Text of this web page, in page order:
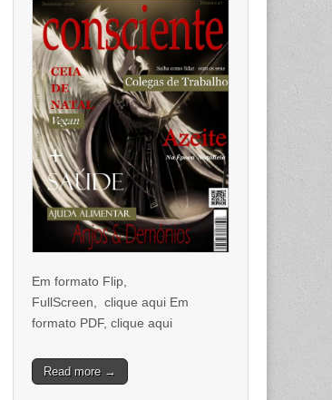
Em formato Flip,
FullScreen, clique aqui Em
formato PDF, clique aqui
Read more →